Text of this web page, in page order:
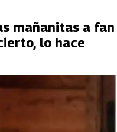
mañanitas a fan
lo hace